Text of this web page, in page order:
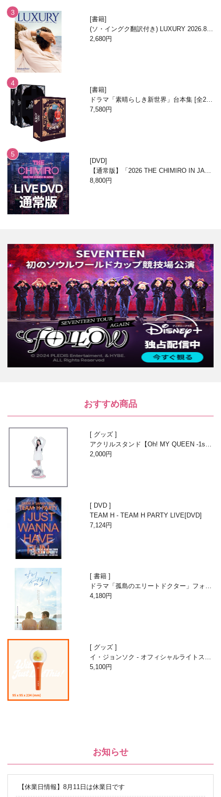
書籍
(ソ・イングク翻訳付き) LUXURY 2026.8月
号
2,680円
書籍
ドラマ「素晴らしき新世界」台本集 [全2
巻/ブックケースエディション]
7,580円
DVD
【通常版】「2026 THE CHIMIRO IN JAPA
N」DVD
8,800円
おすすめ商品
グッズ
アクリルスタンド【Oh! MY QUEEN -1st A
nniversary with Beans-】
2,000円
DVD
TEAM H - TEAM H PARTY LIVE[DVD]
7,124円
書籍
ドラマ「孤島のエリートドクター」フォト
エッセイ
4,180円
グッズ
イ・ジョンソク - オフィシャルライトステ
ィック
5,100円
お知らせ
【休業日情報】8月11日は休業日です